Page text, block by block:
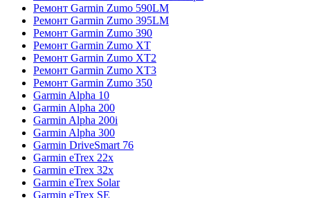
Ремонт Garmin Zumo 590LM
Ремонт Garmin Zumo 395LM
Ремонт Garmin Zumo 390
Ремонт Garmin Zumo XT
Ремонт Garmin Zumo XT2
Ремонт Garmin Zumo XT3
Ремонт Garmin Zumo 350
Garmin Alpha 10
Garmin Alpha 200
Garmin Alpha 200i
Garmin Alpha 300
Garmin DriveSmart 76
Garmin eTrex 22x
Garmin eTrex 32x
Garmin eTrex Solar
Garmin eTrex SE